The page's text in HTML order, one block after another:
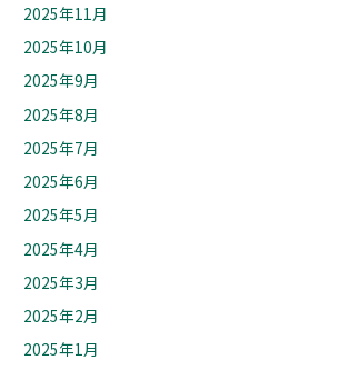
2025年11月
2025年10月
2025年9月
2025年8月
2025年7月
2025年6月
2025年5月
2025年4月
2025年3月
2025年2月
2025年1月